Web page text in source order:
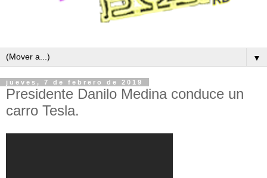
▼
jueves, 7 de febrero de 2019
Presidente Danilo Medina conduce un
carro Tesla.